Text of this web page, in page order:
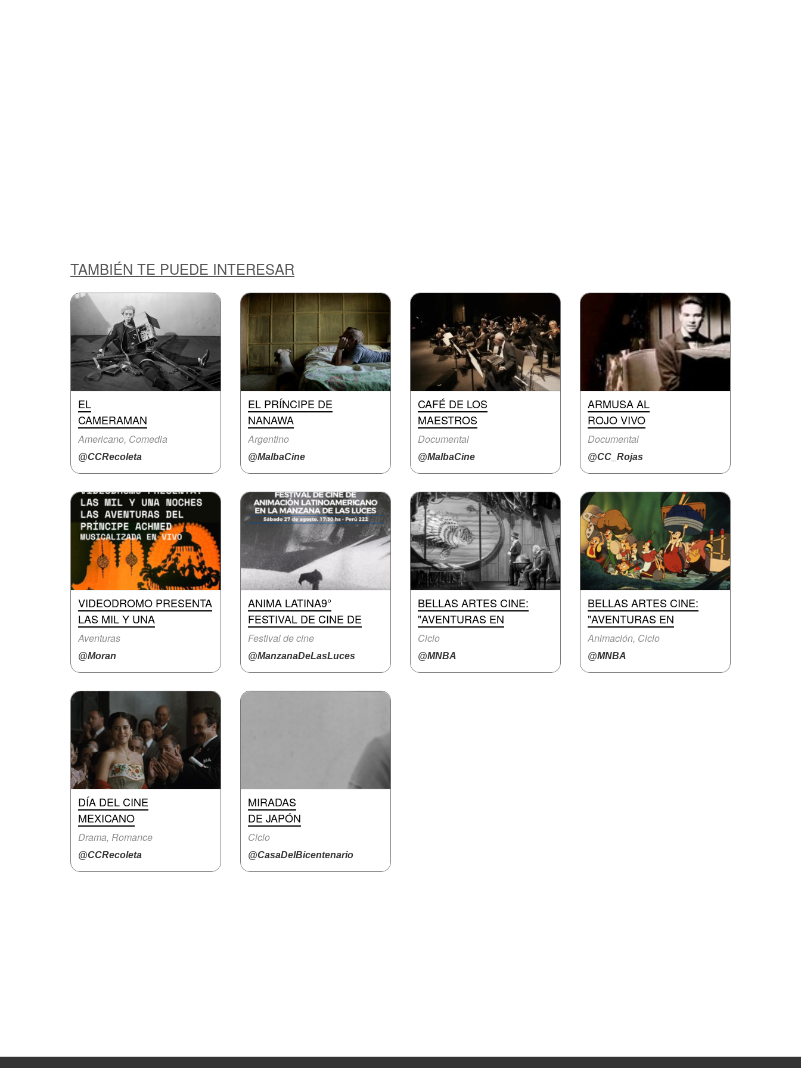
TAMBIÉN TE PUEDE INTERESAR
EL
CAMERAMAN
Americano, Comedia
@CCRecoleta
EL PRÍNCIPE DE
NANAWA
Argentino
@MalbaCine
CAFÉ DE LOS
MAESTROS
Documental
@MalbaCine
ARMUSA AL
ROJO VIVO
Documental
@CC_Rojas
VIDEODROMO PRESENTA
LAS MIL Y UNA
Aventuras
@Moran
ANIMA LATINA9°
FESTIVAL DE CINE DE
Festival de cine
@ManzanaDeLasLuces
BELLAS ARTES CINE:
"AVENTURAS EN
Ciclo
@MNBA
BELLAS ARTES CINE:
"AVENTURAS EN
Animación, Ciclo
@MNBA
DÍA DEL CINE
MEXICANO
Drama, Romance
@CCRecoleta
MIRADAS
DE JAPÓN
Ciclo
@CasaDelBicentenario